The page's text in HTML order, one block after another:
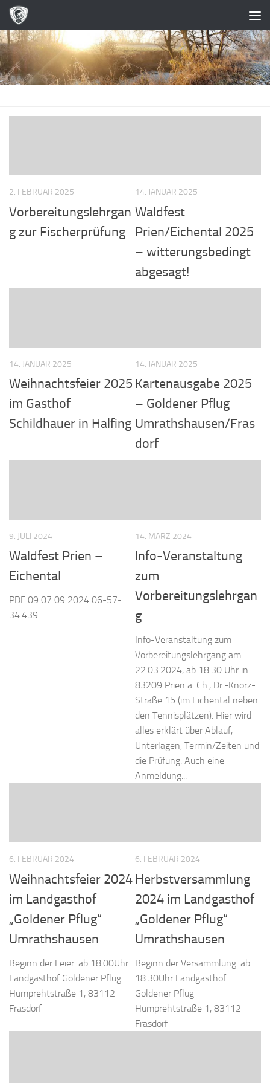
Zum Inhalt springen
2. FEBRUAR 2025
Vorbereitungslehrgan
g zur Fischerprüfung
14. JANUAR 2025
Waldfest
Prien/Eichental 2025
– witterungsbedingt
abgesagt!
14. JANUAR 2025
Weihnachtsfeier 2025
im Gasthof
Schildhauer in Halfing
14. JANUAR 2025
Kartenausgabe 2025
– Goldener Pflug
Umrathshausen/Fras
dorf
9. JULI 2024
Waldfest Prien –
Eichental
PDF 09 07 09 2024 06-57-
34.439
14. MÄRZ 2024
Info-Veranstaltung
zum
Vorbereitungslehrgan
g
Info-Veranstaltung zum
Vorbereitungslehrgang am
22.03.2024, ab 18:30 Uhr in
83209 Prien a. Ch., Dr.-Knorz-
Straße 15 (im Eichental neben
den Tennisplätzen). Hier wird
alles erklärt über Ablauf,
Unterlagen, Termin/Zeiten und
die Prüfung. Auch eine
Anmeldung...
6. FEBRUAR 2024
Weihnachtsfeier 2024
im Landgasthof
„Goldener Pflug“
Umrathshausen
Beginn der Feier: ab 18:00Uhr
Landgasthof Goldener Pflug
Humprehtstraße 1, 83112
Frasdorf
6. FEBRUAR 2024
Herbstversammlung
2024 im Landgasthof
„Goldener Pflug“
Umrathshausen
Beginn der Versammlung: ab
18:30Uhr Landgasthof
Goldener Pflug
Humprehtstraße 1, 83112
Frasdorf